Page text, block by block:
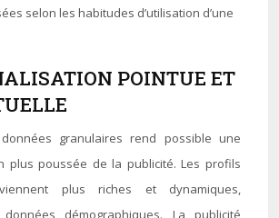
selon les habitudes d’utilisation d’une
POINTUE ET
granulaires rend possible une
plus poussée de la publicité. Les profils
plus riches et dynamiques,
démographiques. La publicité